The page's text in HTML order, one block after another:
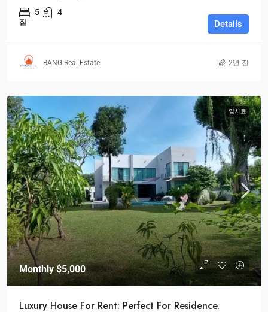
5 4
집 Details
BANG Real Estate 2년 전
임차료
Monthly$5,000
Luxury House For Rent: Perfect For Residence.